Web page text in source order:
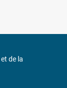
de la